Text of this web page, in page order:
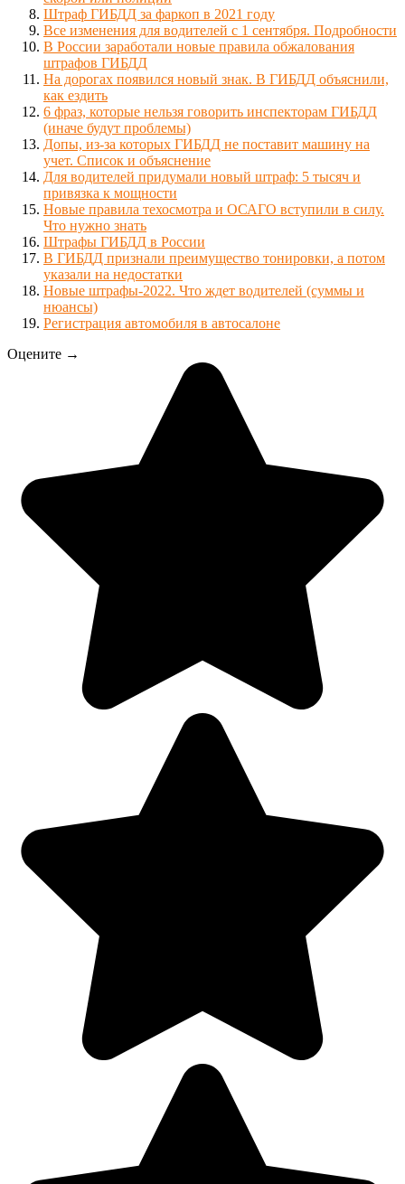
Штраф ГИБДД за фаркоп в 2021 году
Все изменения для водителей с 1 сентября. Подробности
В России заработали новые правила обжалования
штрафов ГИБДД
На дорогах появился новый знак. В ГИБДД объяснили,
как ездить
6 фраз, которые нельзя говорить инспекторам ГИБДД
(иначе будут проблемы)
Допы, из-за которых ГИБДД не поставит машину на
учет. Список и объяснение
Для водителей придумали новый штраф: 5 тысяч и
привязка к мощности
Новые правила техосмотра и ОСАГО вступили в силу.
Что нужно знать
Штрафы ГИБДД в России
В ГИБДД признали преимущество тонировки, а потом
указали на недостатки
Новые штрафы-2022. Что ждет водителей (суммы и
нюансы)
Регистрация автомобиля в автосалоне
Оцените →